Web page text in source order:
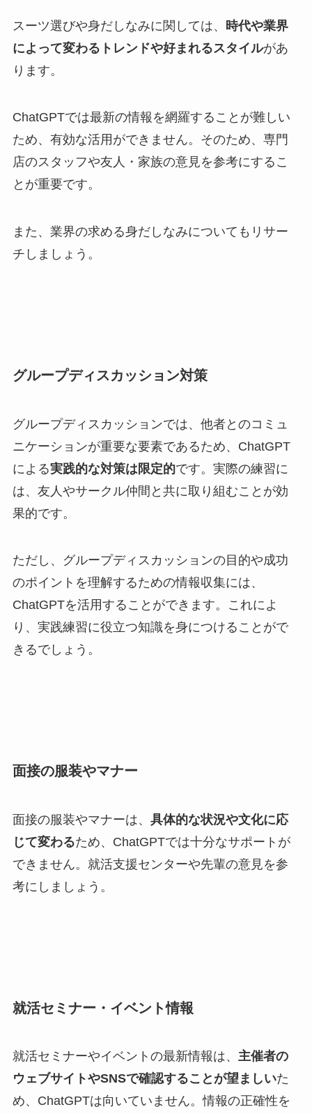
スーツ選びや身だしなみに関しては、
時代や業界
によって変わるトレンドや好まれるスタイルがあ
ります。
ChatGPTでは最新の情報を網羅することが難しい
ため、有効な活用ができません。そのため、専門
店のスタッフや友人・家族の意見を参考にするこ
とが重要です。
また、業界の求める身だしなみについてもリサー
チしましょう。
グループディスカッション対策
グループディスカッションでは、他者とのコミュ
ニケーションが重要な要素であるため、ChatGPT
による実践的な対策は限定的です。実際の練習に
は、友人やサークル仲間と共に取り組むことが効
果的です。
ただし、グループディスカッションの目的や成功
のポイントを理解するための情報収集には、
ChatGPTを活用することができます。これによ
り、実践練習に役立つ知識を身につけることがで
きるでしょう。
面接の服装やマナー
面接の服装やマナーは、 具体的な状況や文化に応
じて変わるため、ChatGPTでは十分なサポートが
できません。就活支援センターや先輩の意見を参
考にしましょう。
就活セミナー・イベント情報
就活セミナーやイベントの最新情報は、 主催者の
ウェブサイトやSNSで確認することが望ましいた
め、ChatGPTは向いていません。情報の正確性を